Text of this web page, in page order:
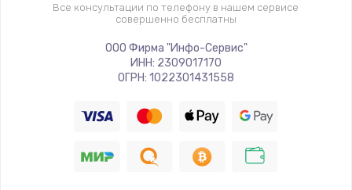
Заказать
Замена ТЭНа
2500 руб.
1400 руб.
Все консультации по телефону в нашем сервисе
совершенно бесплатны
ООО Фирма "Инфо-Сервис"
ИНН: 2309017170
ОГРН: 1022301431558